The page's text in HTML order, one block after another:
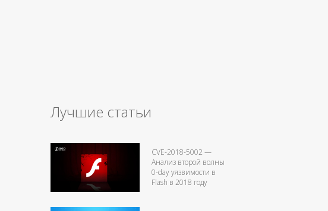
Лучшие статьи
CVE-2018-5002 —
Анализ второй волны
0-day уязвимости в
Flash в 2018 году